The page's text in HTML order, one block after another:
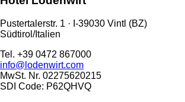
Pustertalerstr. 1 · I-39030 Vintl (BZ)
Südtirol/Italien
Tel. +39 0472 867000
info@lodenwirt.com
MwSt. Nr. 02275620215
SDI Code: P62QHVQ